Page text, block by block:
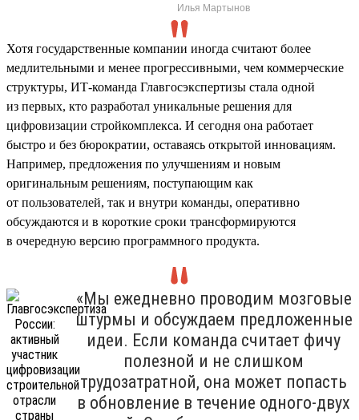
Илья Мартынов
Хотя государственные компании иногда считают более
медлительными и менее прогрессивными, чем коммерческие
структуры, ИТ-команда Главгосэкспертизы стала одной
из первых, кто разработал уникальные решения для
цифровизации стройкомплекса. И сегодня она работает
быстро и без бюрократии, оставаясь открытой инновациям.
Например, предложения по улучшениям и новым
оригинальным решениям, поступающим как
от пользователей, так и внутри команды, оперативно
обсуждаются и в короткие сроки трансформируются
в очередную версию программного продукта.
«Мы ежедневно проводим мозговые
штурмы и обсуждаем предложенные
идеи. Если команда считает фичу
полезной и не слишком
трудозатратной, она может попасть
в обновление в течение одного-двух